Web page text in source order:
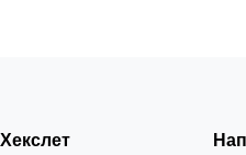
Хекслет